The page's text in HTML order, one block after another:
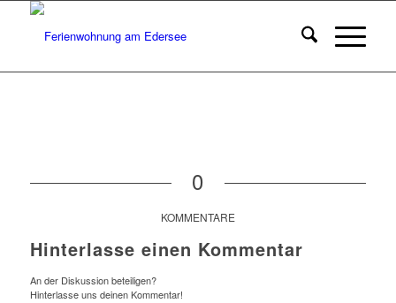
0
KOMMENTARE
Hinterlasse einen Kommentar
An der Diskussion beteiligen?
Hinterlasse uns deinen Kommentar!